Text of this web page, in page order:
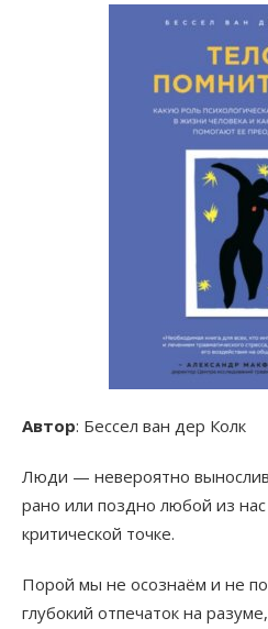
Автор: Бессел ван дер Колк
Люди — невероятно
рано или поздно любой из
критической точке.
Порой мы не осознаём и не
глубокий отпечаток на